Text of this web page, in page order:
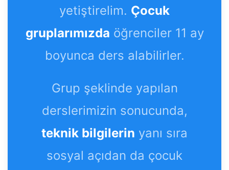
yetiştirelim. Çocuk
gruplarımızda öğrenciler 11 ay
boyunca ders alabilirler.
Grup şeklinde yapılan
derslerimizin sonucunda,
teknik bilgilerin yanı sıra
sosyal açıdan da çocuk